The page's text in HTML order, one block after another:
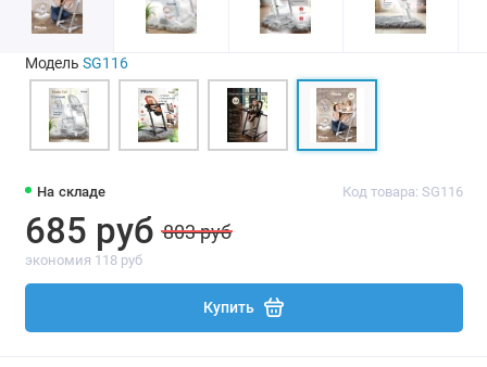
На складе Код товара: SG116
685 руб 803 руб
экономия 118 руб
Купить
Модель SG116